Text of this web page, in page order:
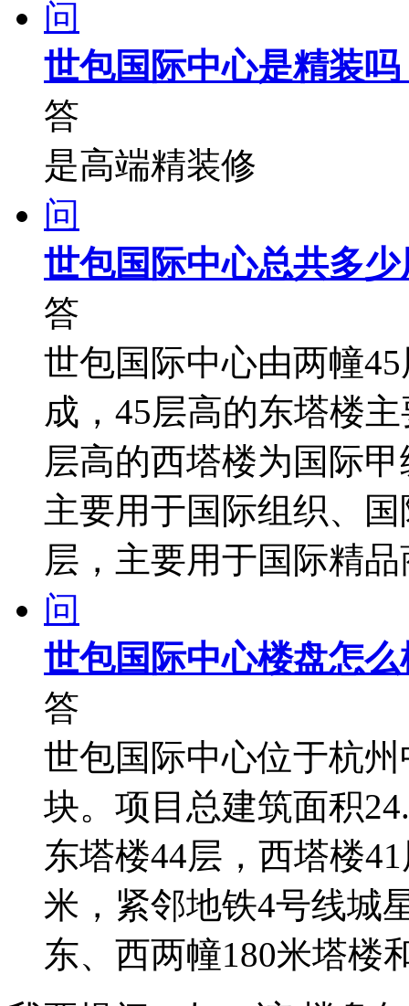
问
世包国际中心是精装吗
答
是高端精装修
问
世包国际中心总共多少
答
世包国际中心由两幢
成，45层高的东塔楼
层高的西塔楼为国际
主要用于国际组织、
层，主要用于国际精
问
世包国际中心楼盘怎么
答
世包国际中心位于杭
块。项目总建筑面积
东塔楼44层，西塔楼
米，紧邻地铁4号线城
东、西两幢180米塔楼